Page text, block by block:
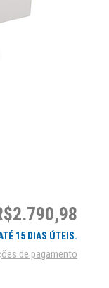
15 DIAS ÚTEIS.
de pagamento